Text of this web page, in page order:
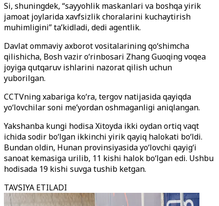
Si, shuningdek, “sayyohlik maskanlari va boshqa yirik
jamoat joylarida xavfsizlik choralarini kuchaytirish
muhimligini” ta’kidladi, dedi agentlik.
Davlat ommaviy axborot vositalarining qo‘shimcha
qilishicha, Bosh vazir o‘rinbosari Zhang Guoqing voqea
joyiga qutqaruv ishlarini nazorat qilish uchun
yuborilgan.
CCTVning xabariga ko‘ra, tergov natijasida qayiqda
yo‘lovchilar soni me’yordan oshmaganligi aniqlangan.
Yakshanba kungi hodisa Xitoyda ikki oydan ortiq vaqt
ichida sodir bo‘lgan ikkinchi yirik qayiq halokati bo‘ldi.
Bundan oldin, Hunan provinsiyasida yo‘lovchi qayig‘i
sanoat kemasiga urilib, 11 kishi halok bo‘lgan edi. Ushbu
hodisada 19 kishi suvga tushib ketgan.
TAVSIYA ETILADI